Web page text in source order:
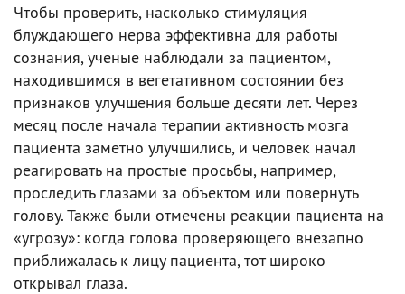
Чтобы проверить, насколько стимуляция
блуждающего нерва эффективна для работы
сознания, ученые наблюдали за пациентом,
находившимся в вегетативном состоянии без
признаков улучшения больше десяти лет. Через
месяц после начала терапии активность мозга
пациента заметно улучшились, и человек начал
реагировать на простые просьбы, например,
проследить глазами за объектом или повернуть
голову. Также были отмечены реакции пациента на
«угрозу»: когда голова проверяющего внезапно
приближалась к лицу пациента, тот широко
открывал глаза.